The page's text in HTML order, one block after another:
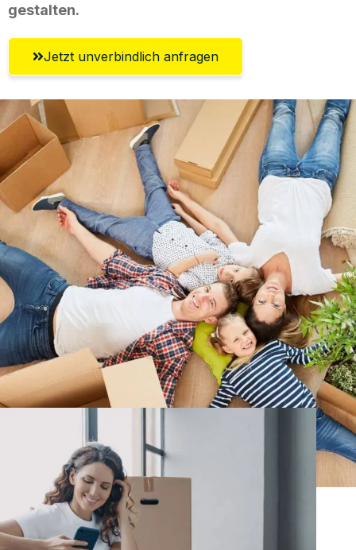
gestalten.
Jetzt unverbindlich anfragen